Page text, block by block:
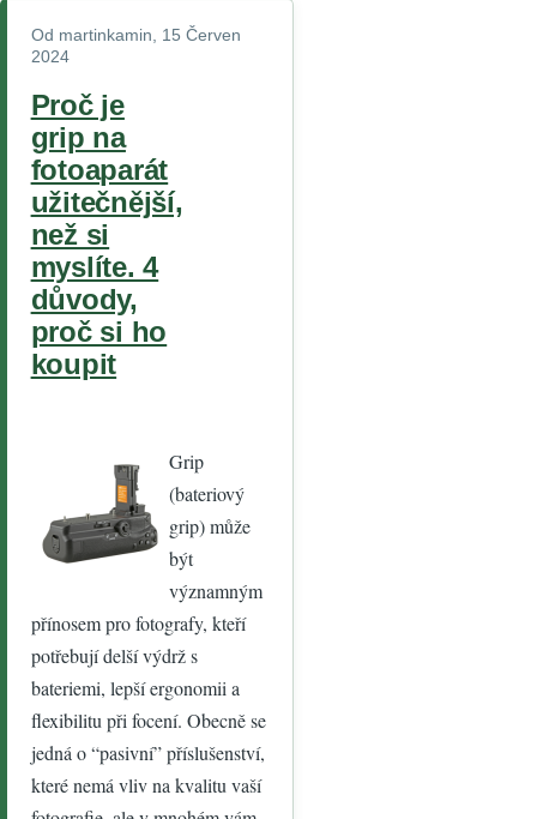
Od martinkamin , 15 Červen
2024
Proč je
grip na
fotoaparát
užitečnější,
než si
myslíte. 4
důvody,
proč si ho
koupit
Grip
(bateriový
grip) může
být
významným
přínosem pro fotografy, kteří
potřebují delší výdrž s
bateriemi, lepší ergonomii a
flexibilitu při focení. Obecně se
jedná o “pasivní” příslušenství,
které nemá vliv na kvalitu vaší